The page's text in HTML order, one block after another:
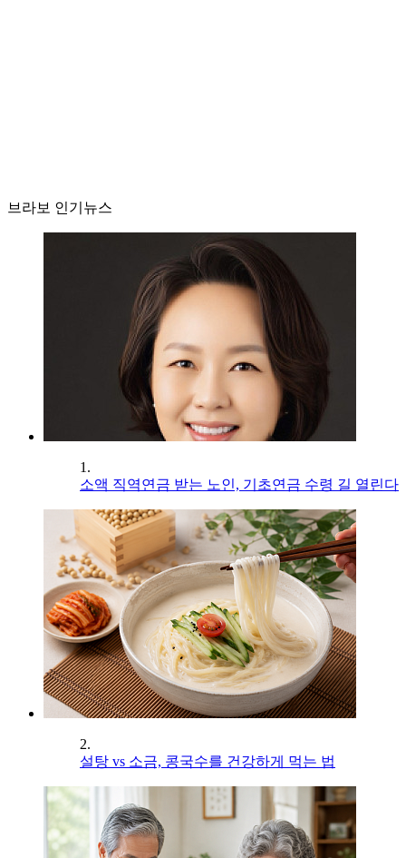
브라보 인기뉴스
1.
소액 직역연금 받는 노인, 기초연금 수령 길 열린다
2.
설탕 vs 소금, 콩국수를 건강하게 먹는 법